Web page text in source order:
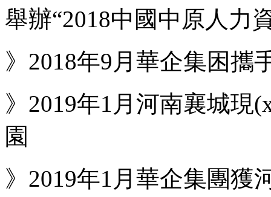
舉辦“2018中國中原人力
》2018年9月華企集困攜
》2019年1月河南襄城現
園
》2019年1月華企集團獲